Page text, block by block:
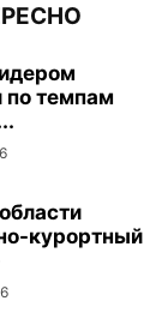
по темпам
курортный